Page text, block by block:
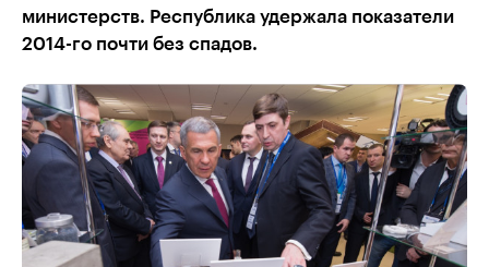
министерств. Республика удержала показатели
2014-го почти без спадов.